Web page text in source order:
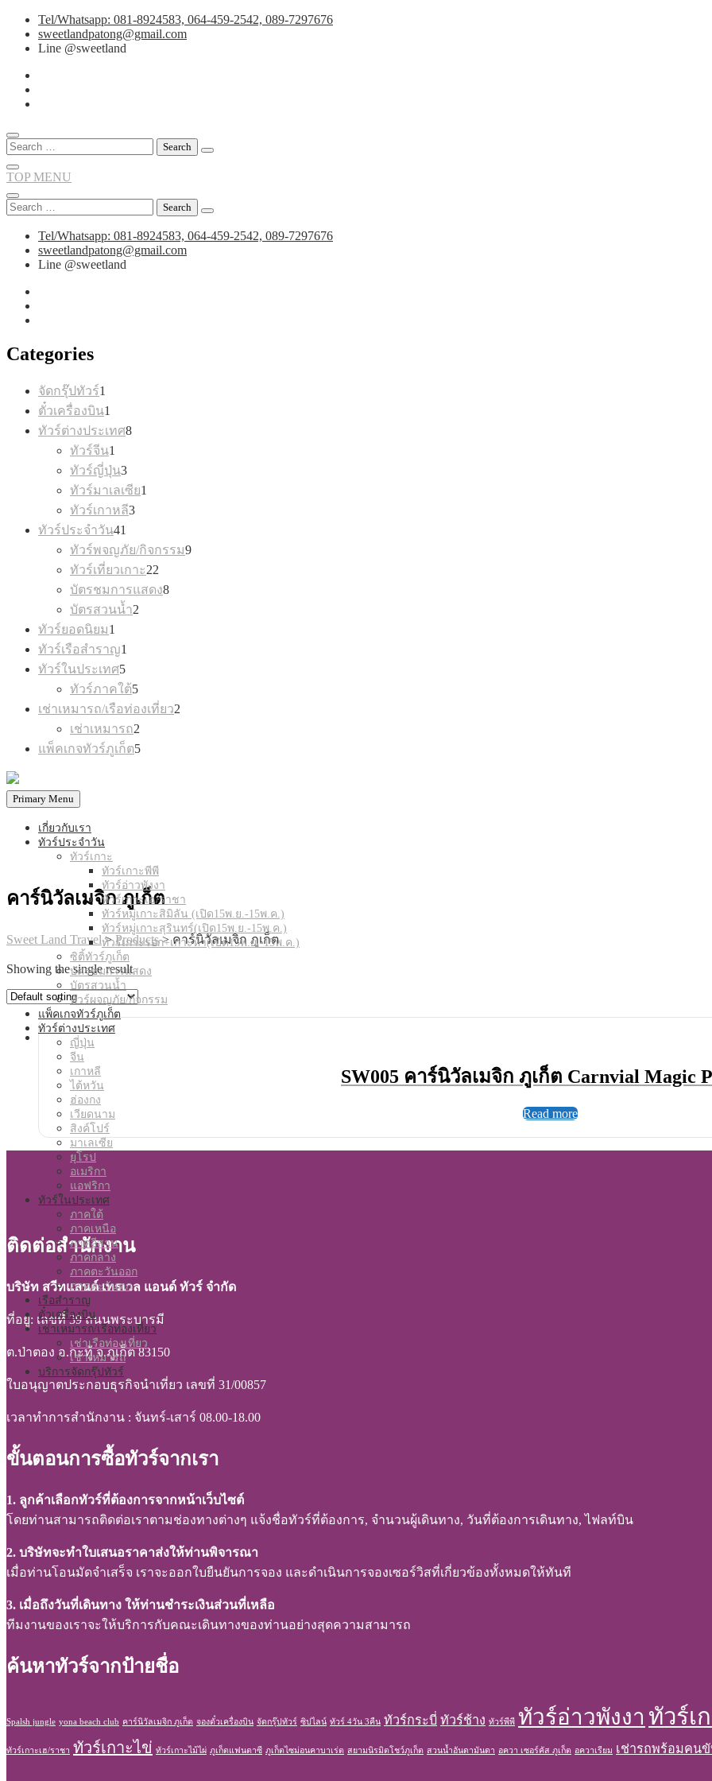
Skip
content
Tel/Whatsapp: 081-8924583, 064-459-2542, 089-7297676
sweetlandpatong@gmail.com
Line @sweetland
Search
for:
TOP MENU
Search
for:
Tel/Whatsapp: 081-8924583, 064-459-2542, 089-7297676
sweetlandpatong@gmail.com
Line @sweetland
Categories
จัดกรุ๊ปทัวร์1
ตั๋วเครื่องบิน1
ทัวร์ต่างประเทศ8
ทัวร์จีน1
ทัวร์ญี่ปุ่น3
products
ทัวร์มาเลเซีย1
ทัวร์เกาหลี3
ทัวร์ประจำวัน41
ทัวร์พจญภัย/กิจกรรม99
ทัวร์เที่ยวเกาะ22
บัตรชมการแสดง8
บัตรสวนน้ำ2
ทัวร์ยอดนิยม1
ทัวร์เรือสำราญ1
ทัวร์ในประเทศ5
products
ทัวร์ภาคใต้5
products
เช่าเหมารถ/เรือท่องเที่ยว2
เช่าเหมารถ2
แพ็คเกจทัวร์ภูเก็ต5
Primary Menu
เกี่ยวกับเรา
ทัวร์ประจำวัน
ทัวร์เกาะ
ทัวร์เกาะพีพี
ทัวร์อ่าวพังงา
ทัวร์เกาะเฮ/ราชา
ทัวร์หมู่เกาะสิมิลัน (เปิด15พ.ย.-15พ.ค.)
ทัวร์หมู่เกาะสุรินทร์(เปิด15พ.ย.-15พ.ค.)
ทัวร์เกาะรอก+เกาะห้า(เปิด15พ.ย.-15พ.ค.)
ซิติ้ทัวร์ภูเก็ต
บัตรชมการแสดง
บัตรสวนน้ำ
ทัวร์ผจญภัย/กิจกรรม
แพ็คเกจทัวร์ภูเก็ต
ทัวร์ต่างประเทศ
ญี่ปุ่น
จีน
เกาหลี
ไต้หวัน
ฮ่องกง
เวียดนาม
สิงค์โปร์
มาเลเซีย
ยุโรป
อเมริกา
แอฟริกา
ทัวร์ในประเทศ
ภาคใต้
ภาคเหนือ
ภาคอีสาน
ภาคกลาง
ภาคตะวันออก
ภาคตะวันตก
เรือสำราญ
ตั๋วเครื่องบิน
เช่าเหมารถ/เรือท่องเที่ยว
เช่าเรือท่องเที่ยว
เช่าเหมารถ
บริการจัดกรุ๊ปทัวร์
คาร์นิวัลเมจิก ภูเก็ต
Sweet Land Travel>Products>คาร์นิวัลเมจิก ภูเก็ต
Showing the single result
SW005 คาร์นิวัลเมจิก ภูเก็ต Carnvial Magic
Read more
ติดต่อสำนักงาน
บริษัท สวีทแลนด์ เทรเวล แอนด์ ทัวร์ จำกัด
ที่อยู่: เลขที่ 39 ถนนพระบารมี
ต.ป่าตอง อ.กะทู้ จ.ภูเก็ต 83150
ใบอนุญาตประกอบธุรกิจนำเที่ยว เลขที่ 31/00857
เวลาทำการสำนักงาน : จันทร์-เสาร์ 08.00-18.00
ขั้นตอนการซื้อทัวร์จากเรา
1. ลูกค้าเลือกทัวร์ที่ต้องการจากหน้าเว็บไซต์
โดยท่านสามารถติดต่อเราตามช่องทางต่างๆ แจ้งชื่อทัวร์ที่ต้องการ, จำนวนผู้เดินทาง, วันที่ต้องการเดินทาง, ไฟลท์บิน
2. บริษัทจะทำใบเสนอราคาส่งให้ท่านพิจารณา
เมื่อท่านโอนมัดจำเสร็จ เราจะออกใบยืนยันการจอง และดำเนินการจองเซอร์วิสที่เกี่ยวข้องทั้งหมดให้ทันที
3. เมื่อถึงวันที่เดินทาง ให้ท่านชำระเงินส่วนที่เหลือ
ทีมงานของเราจะให้บริการกับคณะเดินทางของท่านอย่างสุดความสามารถ
ค้นหาทัวร์จากป้ายชื่อ
Spalsh jungle yona beach club คาร์นิวัลเมจิก ภูเก็ต จองตั๋วเครื่องบิน จัดกรุ๊ปทัวร์ ซิปไลน์ ทัวร์ 4วัน 3คืน ทัวร์กระบี่ ทัวร์ช้าง ทัวร์พีพี ทัวร์อ่าวพังงา ทัวร์เ
ทัวร์เกาะเฮ/ราชา ทัวร์เกาะไข่ ทัวร์เกาะไม้ไผ่ ภูเก็ตแฟนตาซี ภูเก็ตไซม่อนคาบาเร่ต สยามนิรมิตโชว์ภูเก็ต สวนน้ำอันดามันดา อควา เซอร์คัส ภูเก็ต อควาเรียม เช่ารถพร้อมคน